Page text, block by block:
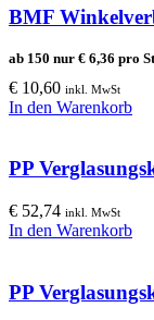
BMF
ab 150 nur € 6,36 pro
€ 10,60 inkl. MwSt
In den Warenkorb
PP
€ 52,74 inkl. MwSt
In den Warenkorb
PP